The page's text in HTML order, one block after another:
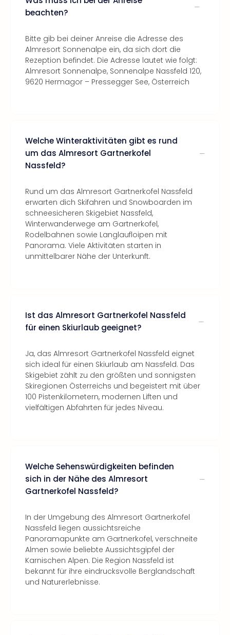
beachten?
Bitte gib bei deiner Anreise die Adresse des
Almresort Sonnenalpe ein, da sich dort die
Rezeption befindet. Die Adresse lautet wie folgt:
Almresort Sonnenalpe, Sonnenalpe Nassfeld 120,
9620 Hermagor – Pressegger See, Österreich
Welche Winteraktivitäten gibt es rund
um das Almresort Gartnerkofel
Nassfeld?
Rund um das Almresort Gartnerkofel Nassfeld
erwarten dich Skifahren und Snowboarden im
schneesicheren Skigebiet Nassfeld,
Winterwanderwege am Gartnerkofel,
Rodelbahnen sowie Langlaufloipen mit
Panorama. Viele Aktivitäten starten in
unmittelbarer Nähe der Unterkunft.
Ist das Almresort Gartnerkofel Nassfeld
für einen Skiurlaub geeignet?
Ja, das Almresort Gartnerkofel Nassfeld eignet
sich ideal für einen Skiurlaub am Nassfeld. Das
Skigebiet zählt zu den größten und sonnigsten
Skiregionen Österreichs und begeistert mit über
100 Pistenkilometern, modernen Liften und
vielfältigen Abfahrten für jedes Niveau.
Welche Sehenswürdigkeiten befinden
sich in der Nähe des Almresort
Gartnerkofel Nassfeld?
In der Umgebung des Almresort Gartnerkofel
Nassfeld liegen aussichtsreiche
Panoramapunkte am Gartnerkofel, verschneite
Almen sowie beliebte Aussichtsgipfel der
Karnischen Alpen. Die Region Nassfeld ist
bekannt für ihre eindrucksvolle Berglandschaft
und Naturerlebnisse.